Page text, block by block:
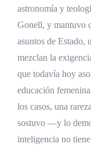
astronomía y
Gonell, y mantuvo
asuntos de Estado,
mezclan la
que todavía hoy
educación
los casos, una
sostuvo —y lo
inteligencia no